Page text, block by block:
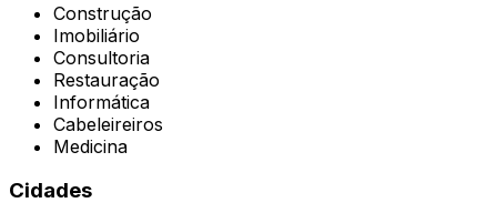
Construção
Imobiliário
Consultoria
Restauração
Informática
Cabeleireiros
Medicina
Cidades